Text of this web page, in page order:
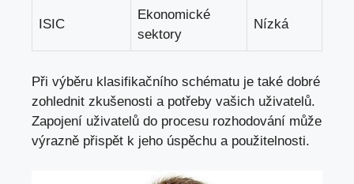
ISIC
Ekonomické
sektory
Nízká
Při výběru klasifikačního schématu je také dobré
zohlednit zkušenosti ⁤a potřeby vašich uživatelů.
Zapojení uživatelů do procesu rozhodování může
výrazně přispět k jeho úspěchu a použitelnosti.